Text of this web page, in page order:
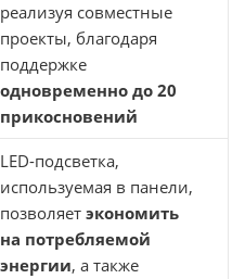
реализуя совместные
проекты, благодаря
поддержке
одновременно до 20
прикосновений
LED-подсветка,
используемая в панели,
позволяет экономить
на потребляемой
энергии, а также